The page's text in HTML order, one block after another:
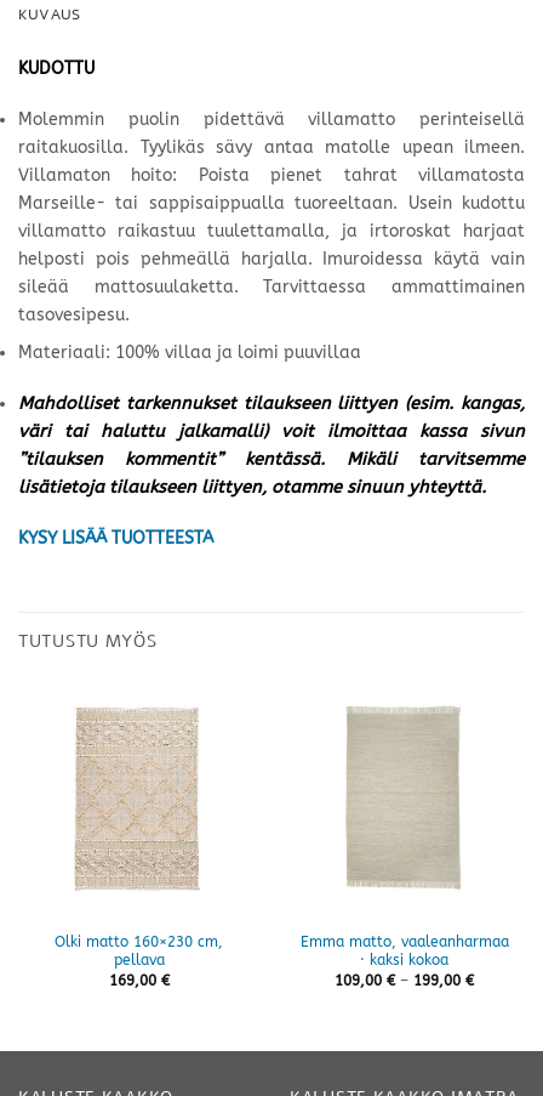
KUVAUS
KUDOTTU
Molemmin puolin pidettävä villamatto perinteisellä
raitakuosilla. Tyylikäs sävy antaa matolle upean ilmeen.
Villamaton hoito: Poista pienet tahrat villamatosta
Marseille- tai sappisaippualla tuoreeltaan. Usein kudottu
villamatto raikastuu tuulettamalla, ja irtoroskat harjaat
helposti pois pehmeällä harjalla. Imuroidessa käytä vain
sileää mattosuulaketta. Tarvittaessa ammattimainen
tasovesipesu.
Materiaali: 100% villaa ja loimi puuvillaa
Mahdolliset tarkennukset tilaukseen liittyen (esim. kangas,
väri tai haluttu jalkamalli) voit ilmoittaa kassa sivun
”tilauksen kommentit” kentässä. Mikäli tarvitsemme
lisätietoja tilaukseen liittyen, otamme sinuun yhteyttä.
KYSY LISÄÄ TUOTTEESTA
TUTUSTU MYÖS
Olki matto 160×230 cm,
pellava
169,00 €
Emma matto, vaaleanharmaa
· kaksi kokoa
109,00 € – 199,00 €